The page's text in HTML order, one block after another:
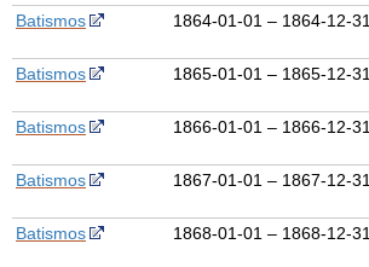
Batismos 1864-01-01 – 1864-12-31
Batismos 1865-01-01 – 1865-12-31
Batismos 1866-01-01 – 1866-12-31
Batismos 1867-01-01 – 1867-12-31
Batismos 1868-01-01 – 1868-12-31